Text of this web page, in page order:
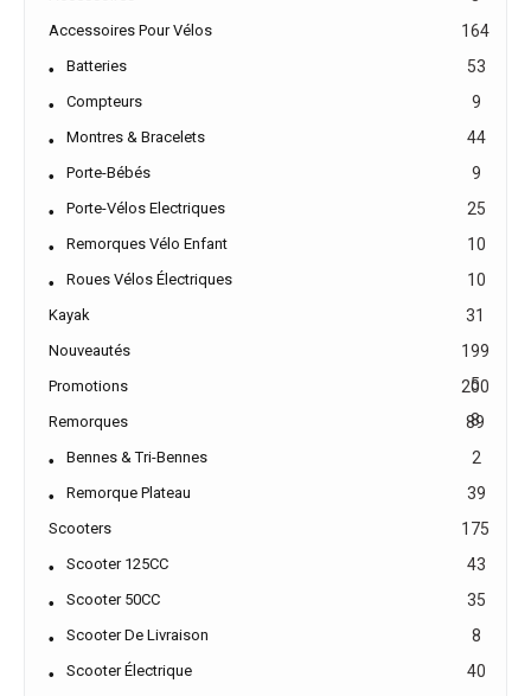
Accessoires Pour Vélos 164
Batteries 53
Compteurs 9
Montres & Bracelets 44
Porte-Bébés 9
Porte-Vélos Electriques 25
Remorques Vélo Enfant 10
Roues Vélos Électriques 10
Kayak 31
Nouveautés
199
5
Promotions
200
8
Remorques 89
Bennes & Tri-Bennes 2
Remorque Plateau 39
Scooters 175
Scooter 125CC 43
Scooter 50CC 35
Scooter De Livraison 8
Scooter Électrique 40